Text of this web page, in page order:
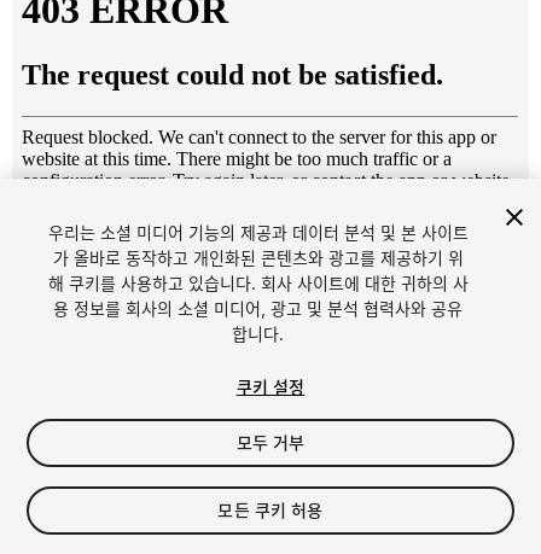
1/13
$9.90
세금/부가세는 결제 시 반영됩니다.
우리는 소셜 미디어 기능의 제공과 데이터 분석 및 본 사이트
가 올바로 동작하고 개인화된 콘텐츠와 광고를 제공하기 위
해 쿠키를 사용하고 있습니다. 회사 사이트에 대한 귀하의 사
용 정보를 회사의 소셜 미디어, 광고 및 분석 협력사와 공유
합니다.
쿠키 설정
모두 거부
모든 쿠키 허용